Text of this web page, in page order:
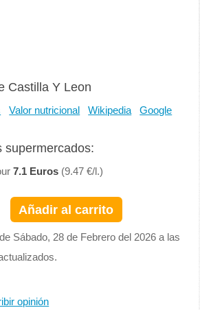
Castilla Y Leon
Valor nutricional Wikipedia Google
supermercados:
7.1 Euros (9.47 €/l.)
Añadir al carrito
Sábado, 28 de Febrero del 2026 a las
opinión